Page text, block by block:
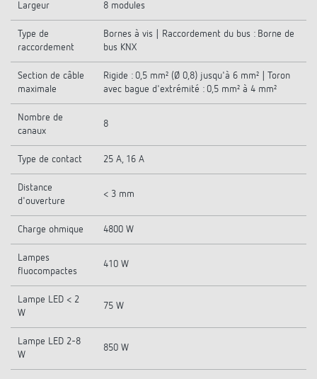
Largeur 8 modules
Type de
raccordement
Bornes à vis | Raccordement du bus : Borne de
bus KNX
Section de câble
maximale
Rigide : 0,5 mm² (Ø 0,8) jusqu'à 6 mm² | Toron
avec bague d'extrémité : 0,5 mm² à 4 mm²
Nombre de
canaux
8
Type de contact 25 A, 16 A
Distance
d'ouverture
< 3 mm
Charge ohmique 4800 W
Lampes
fluocompactes
410 W
Lampe LED < 2
W
75 W
Lampe LED 2-8
W
850 W